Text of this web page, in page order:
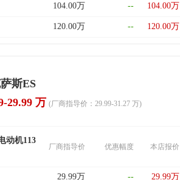
104.00万 -- 104.00万
120.00万 -- 120.00万
斯ES
29.99 万 (厂商指导价：29.99-31.27 万)
动机113
厂商指导价 优惠幅度 本店报价
29.99万 -- 29.99万